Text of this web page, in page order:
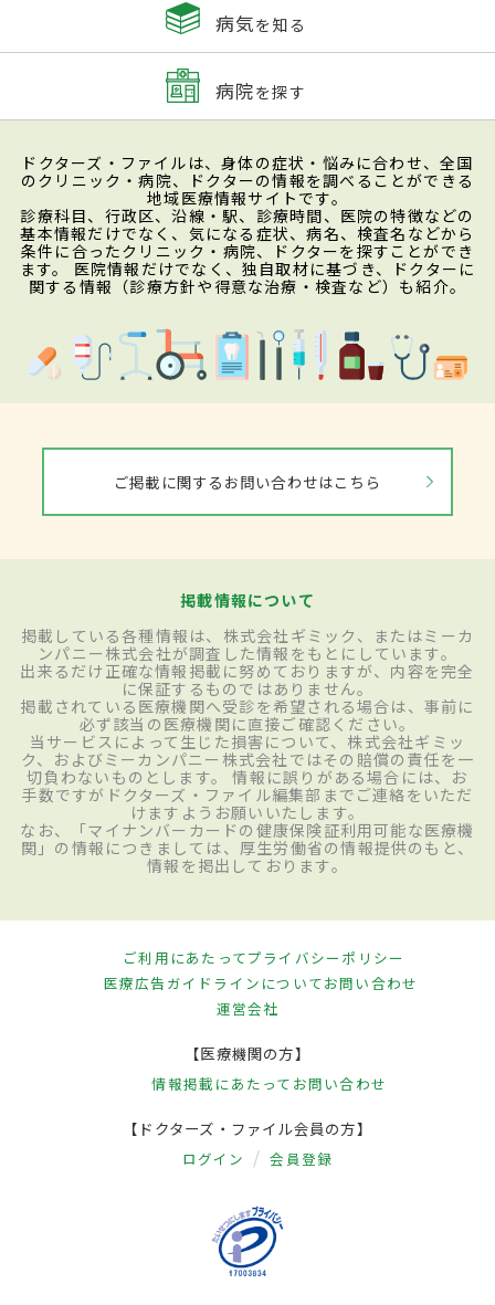
病気を知る
病院を探す
ドクターズ・ファイルは、身体の症状・悩みに合わせ、全国
のクリニック・病院、ドクターの情報を調べることができる
地域医療情報サイトです。
診療科目、行政区、沿線・駅、診療時間、医院の特徴などの
基本情報だけでなく、気になる症状、病名、検査名などから
条件に合ったクリニック・病院、ドクターを探すことができ
ます。 医院情報だけでなく、独自取材に基づき、ドクターに
関する情報（診療方針や得意な治療・検査など）も紹介。
ご掲載に関するお問い合わせはこちら
掲載情報について
掲載している各種情報は、株式会社ギミック、またはミーカ
ンパニー株式会社が調査した情報をもとにしています。
出来るだけ正確な情報掲載に努めておりますが、内容を完全
に保証するものではありません。
掲載されている医療機関へ受診を希望される場合は、事前に
必ず該当の医療機関に直接ご確認ください。
当サービスによって生じた損害について、株式会社ギミッ
ク、およびミーカンパニー株式会社ではその賠償の責任を一
切負わないものとします。 情報に誤りがある場合には、お
手数ですがドクターズ・ファイル編集部までご連絡をいただ
けますようお願いいたします。
なお、「マイナンバーカードの健康保険証利用可能な医療機
関」の情報につきましては、厚生労働省の情報提供のもと、
情報を掲出しております。
ご利用にあたってプライバシーポリシー
医療広告ガイドラインについてお問い合わせ
運営会社
【医療機関の方】
情報掲載にあたって お問い合わせ
【ドクターズ・ファイル会員の方】
ログイン 会員登録